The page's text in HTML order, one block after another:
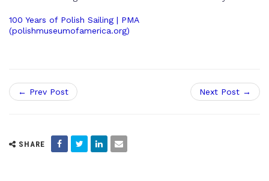
100 Years of Polish Sailing | PMA
(polishmuseumofamerica.org)
← Prev Post Next Post →
SHARE